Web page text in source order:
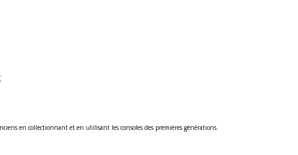
en collectionnant et en utilisant les consoles des premières générations.